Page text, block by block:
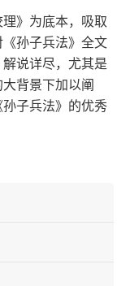
》为底本，吸取
孙子兵法》全文
说详尽，尤其是
背景下加以阐
子兵法》的优秀